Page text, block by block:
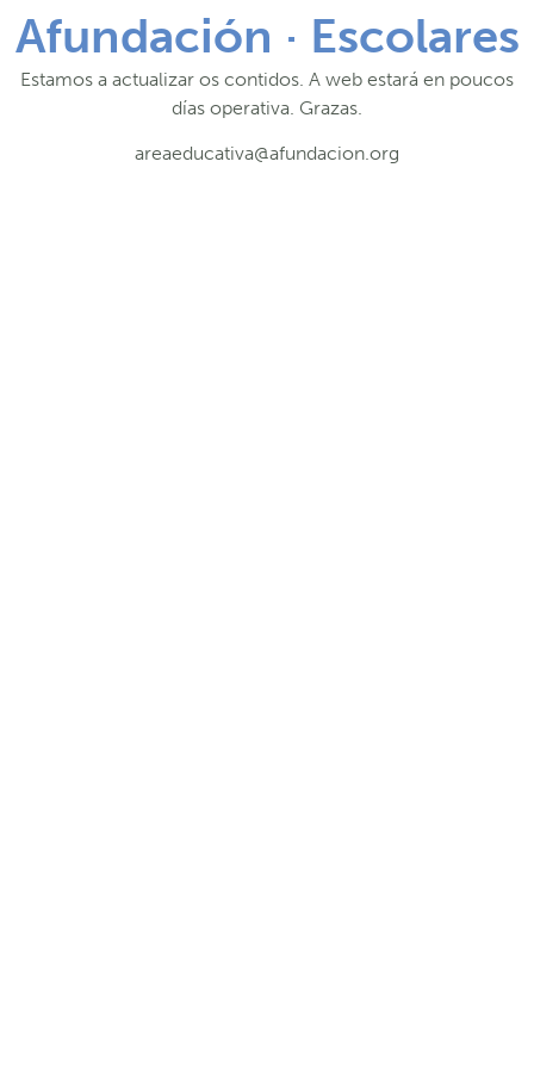
Afundación · Escolares
Estamos a actualizar os contidos. A web estará en poucos
días operativa. Grazas.
areaeducativa@afundacion.org